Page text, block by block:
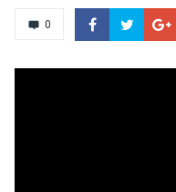
0